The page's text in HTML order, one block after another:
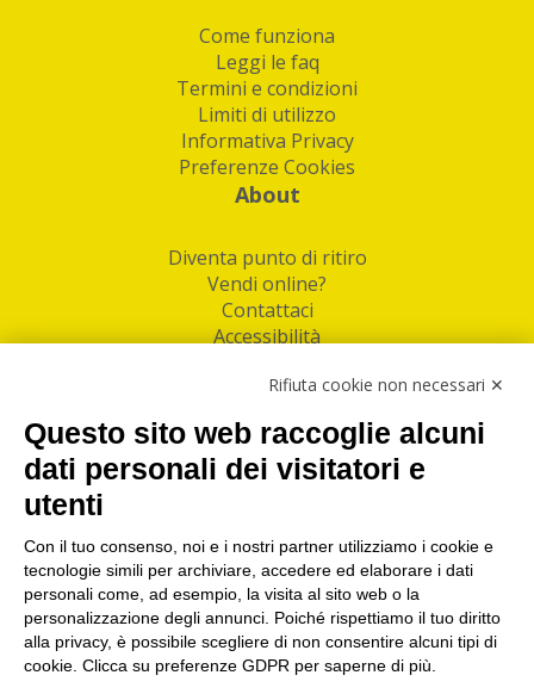
Come funziona
Leggi le faq
Termini e condizioni
Limiti di utilizzo
Informativa Privacy
Preferenze Cookies
About
Diventa punto di ritiro
Vendi online?
Contattaci
Accessibilità
Facebook
Linkedin
I nostri punti di ritiro e spedizione pacchi nelle
maggiori città italiane
Torino|Milano|Roma|Bologna|Firenze| Genova
Napoli|Varese
Rifiuta cookie non necessari ✕
Questo sito web raccoglie alcuni
dati personali dei visitatori e
utenti
Con il tuo consenso, noi e i nostri partner utilizziamo i cookie e
tecnologie simili per archiviare, accedere ed elaborare i dati
personali come, ad esempio, la visita al sito web o la
personalizzazione degli annunci. Poiché rispettiamo il tuo diritto
alla privacy, è possibile scegliere di non consentire alcuni tipi di
cookie. Clicca su preferenze GDPR per saperne di più.